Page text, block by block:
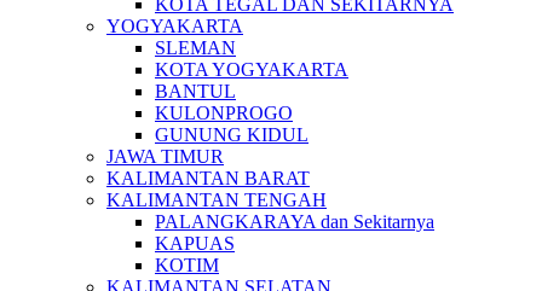
KOTA TEGAL DAN SEKITARNYA
YOGYAKARTA
SLEMAN
KOTA YOGYAKARTA
BANTUL
KULONPROGO
GUNUNG KIDUL
JAWA TIMUR
KALIMANTAN BARAT
KALIMANTAN TENGAH
PALANGKARAYA dan Sekitarnya
KAPUAS
KOTIM
KALIMANTAN SELATAN